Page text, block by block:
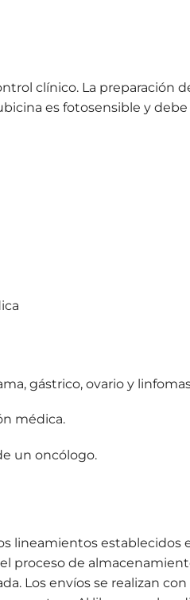
clínico. La preparación
es fotosensible y
gástrico, ovario y
médica.
un oncólogo.
lineamientos establecidos
proceso de
Los envíos se realizan